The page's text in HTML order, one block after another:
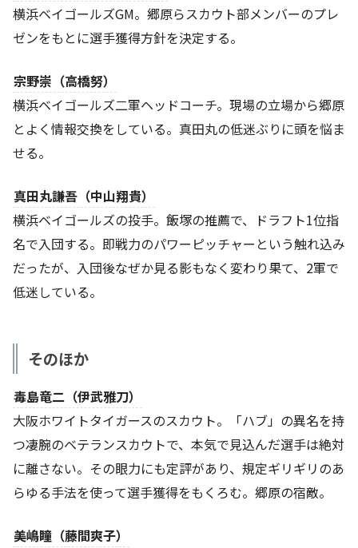
横浜ベイゴールズGM。郷原らスカウト部メンバーのプレ
ゼンをもとに選手獲得方針を決定する。
宗野崇（高橋努）
横浜ベイゴールズ二軍ヘッドコーチ。現場の立場から郷原
とよく情報交換をしている。真田丸の低迷ぶりに頭を悩ま
せる。
真田丸謙吾（中山翔貴）
横浜ベイゴールズの投手。飯塚の推薦で、ドラフト1位指
名で入団する。即戦力のパワーピッチャーという触れ込み
だったが、入団後なぜか見る影もなく変わり果て、2軍で
低迷している。
そのほか
毒島竜二（伊武雅刀）
大阪ホワイトタイガースのスカウト。「ハブ」の異名を持
つ凄腕のベテランスカウトで、本気で見込んだ選手は絶対
に離さない。その眼力にも定評があり、規定ギリギリのあ
らゆる手法を使って選手獲得をもくろむ。郷原の宿敵。
美嶋瞳（藤間爽子）